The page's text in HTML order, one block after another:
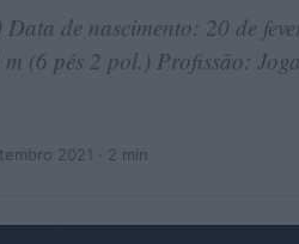
de nascimento: 20 de
(6 pés 2 pol.) Profissão:
2021 · 2 min